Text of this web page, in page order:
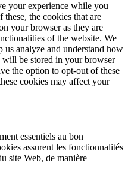
your experience while you
the cookies that are
your browser as they are
of the website. We
us analyze and understand how
will be stored in your browser
the option to opt-out of these
cookies may affect your
essentiels au bon
assurent les fonctionnalités
site Web, de manière